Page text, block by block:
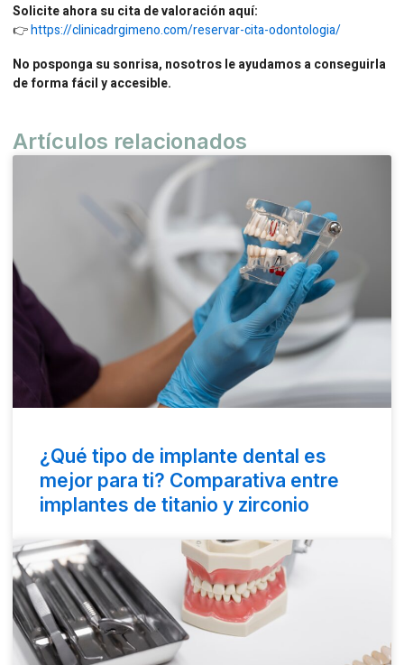
Solicite ahora su cita de valoración aquí:
👉https://clinicadrgimeno.com/reservar-cita-odontologia/
No posponga su sonrisa, nosotros le ayudamos a conseguirla
de forma fácil y accesible.
Artículos relacionados
¿Qué tipo de implante dental es
mejor para ti? Comparativa entre
implantes de titanio y zirconio